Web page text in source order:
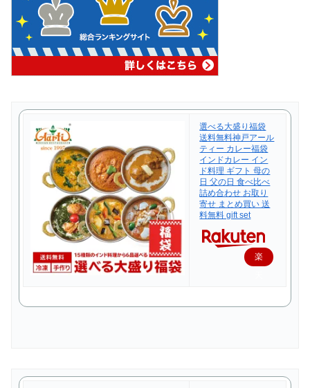
選べる大盛り福袋
送料無料神戸アール
ティー カレー福袋
インドカレー イン
ド料理 ギフト 母の
日 父の日 食べ比べ
詰め合わせ お取り
寄せ まとめ買い 送
料無料 gift set
楽